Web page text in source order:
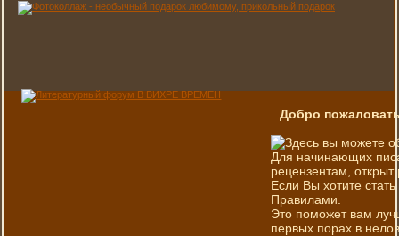
Добро
Здесь вы можете
Для начинающих
рецензентам, открыт
Если Вы хотите
Правилами.
Это поможет вам
первых порах в